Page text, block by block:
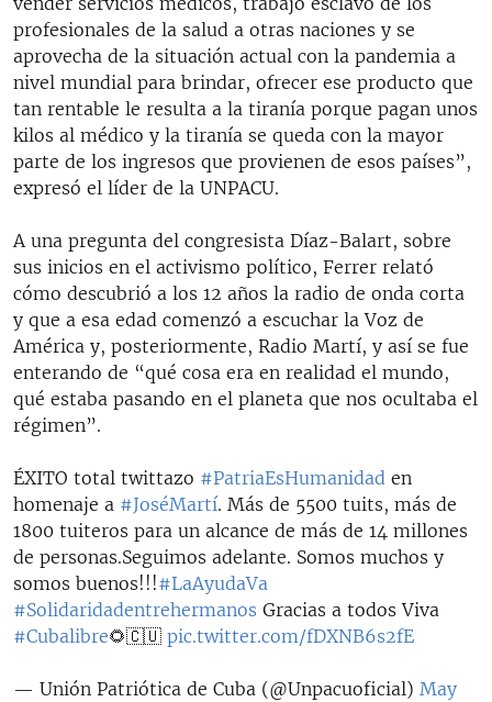
profesionales de la salud a otras naciones y se
aprovecha de la situación actual con la pandemia a
nivel mundial para brindar, ofrecer ese producto que
tan rentable le resulta a la tiranía porque pagan unos
kilos al médico y la tiranía se queda con la mayor
parte de los ingresos que provienen de esos países”,
expresó el líder de la UNPACU.
A una pregunta del congresista Díaz-Balart, sobre
sus inicios en el activismo político, Ferrer relató
cómo descubrió a los 12 años la radio de onda corta
y que a esa edad comenzó a escuchar la Voz de
América y, posteriormente, Radio Martí, y así se fue
enterando de “qué cosa era en realidad el mundo,
qué estaba pasando en el planeta que nos ocultaba el
régimen”.
ÉXITO total twittazo #PatriaEsHumanidad en
homenaje a #JoséMartí. Más de 5500 tuits, más de
1800 tuiteros para un alcance de más de 14 millones
de personas.Seguimos adelante. Somos muchos y
somos buenos!!!#LaAyudaVa
#Solidaridadentrehermanos Gracias a todos Viva
#Cubalibre🌻🇨🇺 pic.twitter.com/fDXNB6s2fE
— Unión Patriótica de Cuba (@Unpacuoficial) May